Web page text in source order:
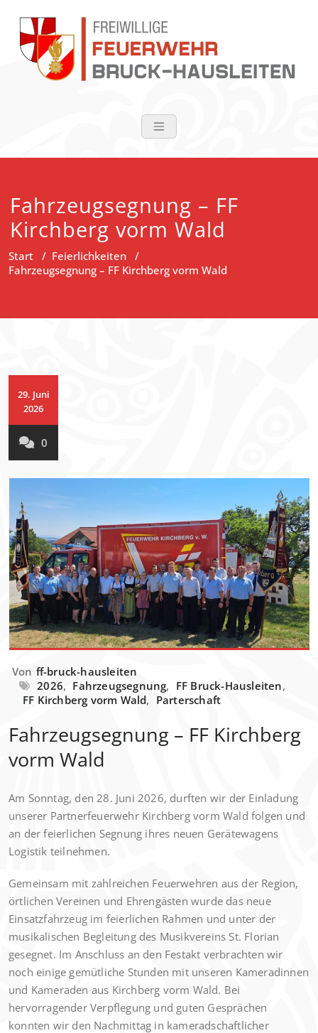
springen
FF Bruck-
Fahrzeugsegnung – FF
Kirchberg vorm Wald
Start / Feierlichkeiten /
Fahrzeugsegnung – FF Kirchberg vorm Wald
29. Juni
2026
0
Von ff-bruck-hausleiten
2026, Fahrzeugsegnung, FF Bruck-Hausleiten,
FF Kirchberg vorm Wald, Parterschaft
Fahrzeugsegnung – FF Kirchberg
vorm Wald
Am Sonntag, den 28. Juni 2026, durften wir der Einladung
unserer Partnerfeuerwehr Kirchberg vorm Wald folgen und
an der feierlichen Segnung ihres neuen Gerätewagens
Logistik teilnehmen.
Gemeinsam mit zahlreichen Feuerwehren aus der Region,
örtlichen Vereinen und Ehrengästen wurde das neue
Einsatzfahrzeug im feierlichen Rahmen und unter der
musikalischen Begleitung des Musikvereins St. Florian
gesegnet. Im Anschluss an den Festakt verbrachten wir
noch einige gemütliche Stunden mit unseren Kameradinnen
und Kameraden aus Kirchberg vorm Wald. Bei
hervorragender Verpflegung und guten Gesprächen
konnten wir den Nachmittag in kameradschaftlicher